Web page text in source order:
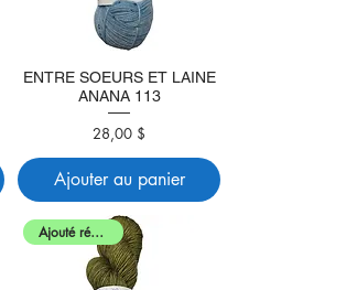
ENTRE SOEURS ET LAINE
ANANA 113
Prix
28,00 $
Ajouter au panier
Ajouté récemment